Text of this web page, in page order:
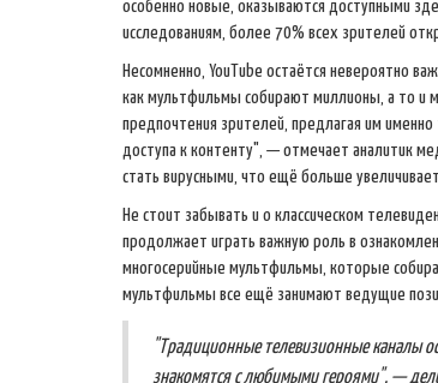
особенно новые, оказываются доступными
исследованиям, более 70% всех зрителей
Несомненно, YouTube остаётся невероятно
как мультфильмы собирают миллионы, а то и
предпочтения зрителей, предлагая им
доступа к контенту", — отмечает аналитик
стать вирусными, что ещё больше
Не стоит забывать и о классическом
продолжает играть важную роль в
многосерийные мультфильмы, которые
мультфильмы все ещё занимают ведущие
"Традиционные телевизионные каналы
знакомятся с любимыми героями", —